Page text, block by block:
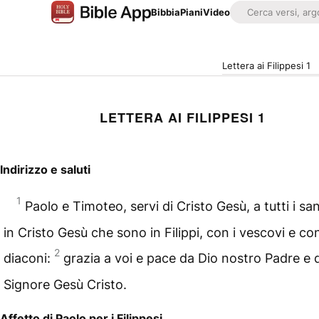
BibbiaPianiVideo
Lettera ai Filippesi 1
LETTERA AI FILIPPESI 1
Indirizzo e saluti
1 Paolo e Timoteo, servi di Cristo Gesù, a tutti i
in Cristo Gesù che sono in Filippi, con i vescovi e
diaconi: 2 grazia a voi e pace da Dio nostro Padre e
Signore Gesù Cristo.